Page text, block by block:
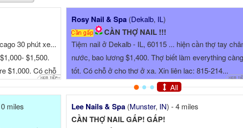
All
hiring a nail technician
able to do pedicures, No Chip,
Gel-X. Contact at ☎
Nail Art Studio At Skokie Blvd
Need 2 Nail Techs Urgently!
Nail Art Studio at Skokie Blvd is
Technicians to join our team.
someone that can do almost
Dip/Liquid Gel/Acrylic/Gel-X,
Guaranteed income of $1500 a
miles Lee Nails & Spa (Munster, IN) - 4 miles
CẦN THỢ NAIL GẤP! GẤP!